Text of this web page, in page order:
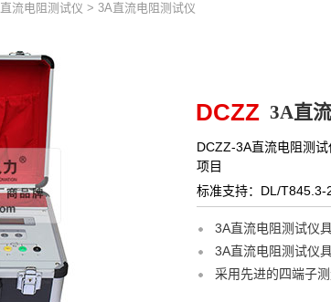
直流电阻测试仪 > 3A直流电阻测试仪
DCZZ 3A直
DCZZ-3A直流电阻测
项目
标准支持：DL/
3A直流电阻测试仪
3A直流电阻测试仪
采用先进的四端子